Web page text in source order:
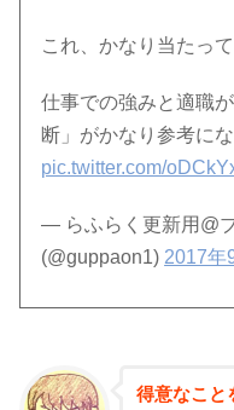
これ、かなり当たっ
仕事での強みと適職
断」がかなり参考に
pic.twitter.com/
— らふらく更新用@
(@guppaon1) 2017年
得意なこと